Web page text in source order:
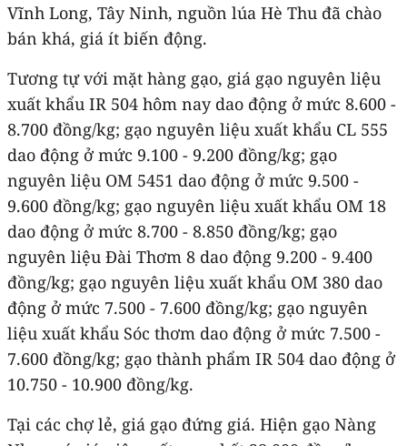
Vĩnh Long, Tây Ninh, nguồn lúa Hè Thu đã chào
bán khá, giá ít biến động.
Tương tự với mặt hàng gạo, giá gạo nguyên liệu
xuất khẩu IR 504 hôm nay dao động ở mức 8.600 -
8.700 đồng/kg; gạo nguyên liệu xuất khẩu CL 555
dao động ở mức 9.100 - 9.200 đồng/kg; gạo
nguyên liệu OM 5451 dao động ở mức 9.500 -
9.600 đồng/kg; gạo nguyên liệu xuất khẩu OM 18
dao động ở mức 8.700 - 8.850 đồng/kg; gạo
nguyên liệu Đài Thơm 8 dao động 9.200 - 9.400
đồng/kg; gạo nguyên liệu xuất khẩu OM 380 dao
động ở mức 7.500 - 7.600 đồng/kg; gạo nguyên
liệu xuất khẩu Sóc thơm dao động ở mức 7.500 -
7.600 đồng/kg; gạo thành phẩm IR 504 dao động ở
10.750 - 10.900 đồng/kg.
Tại các chợ lẻ, giá gạo đứng giá. Hiện gạo Nàng